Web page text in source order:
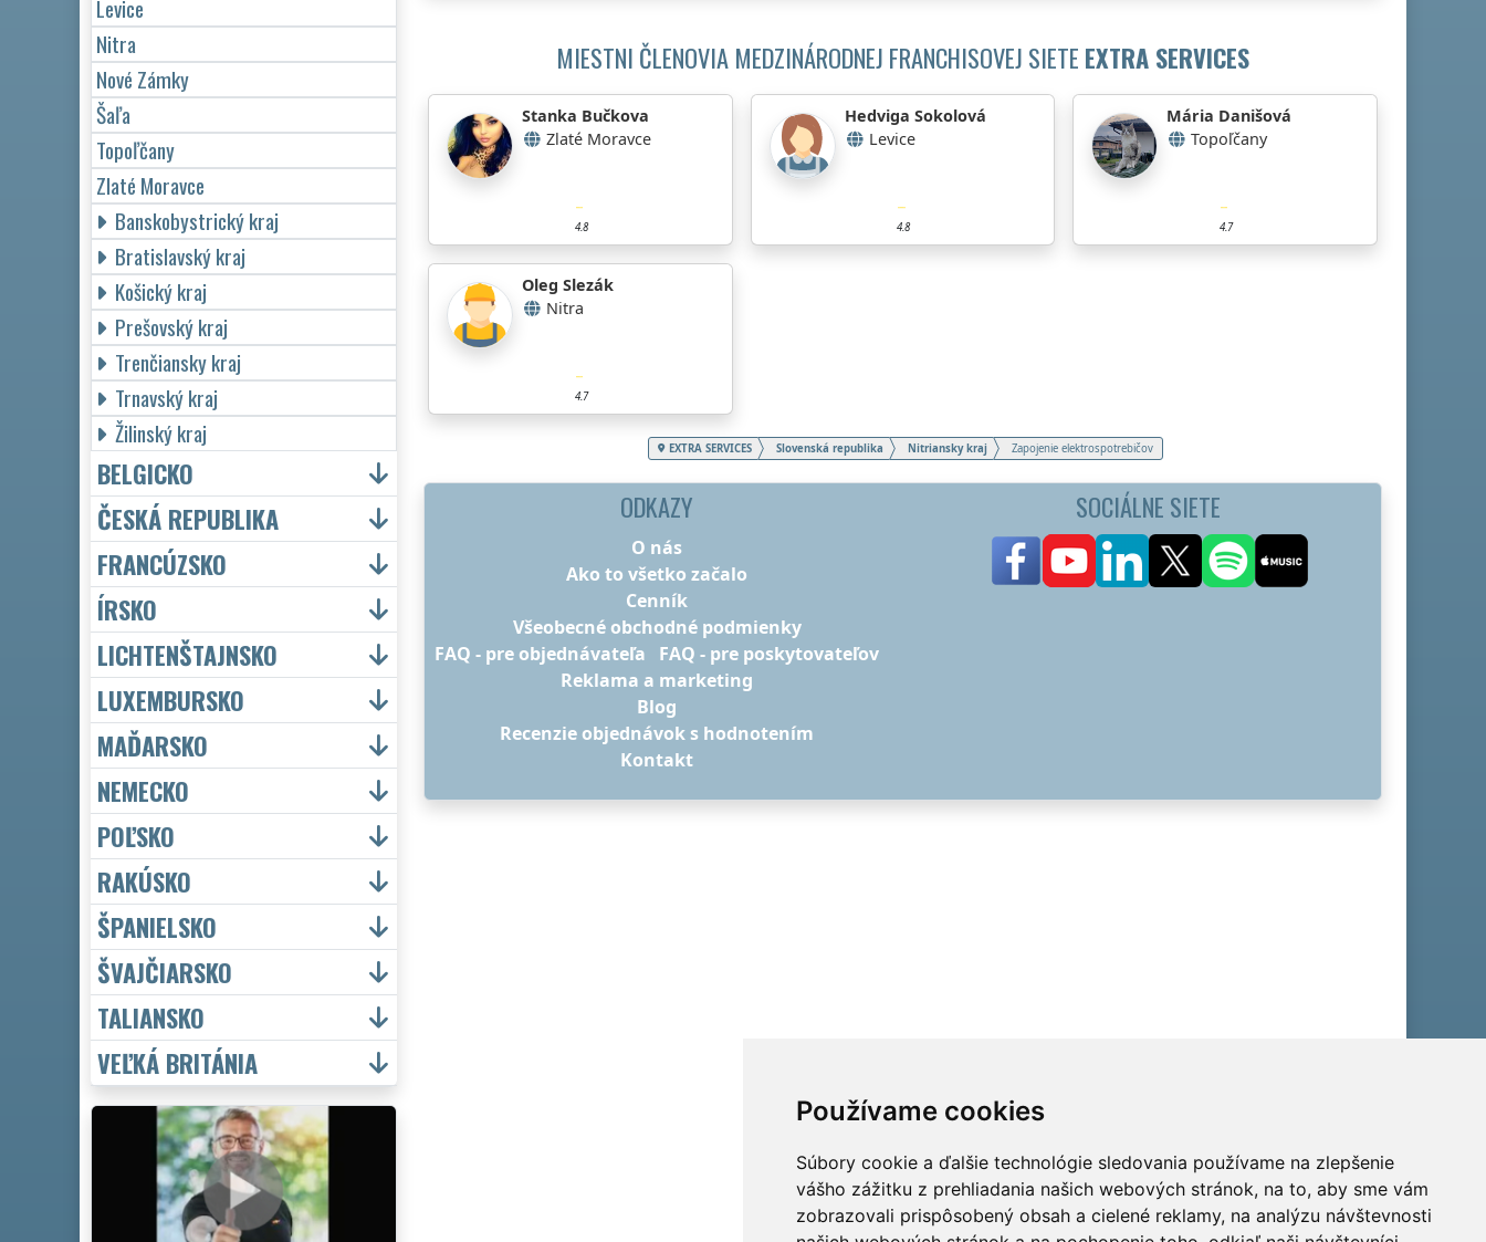
Používame cookies
Súbory cookie a ďalšie technológie sledovania používame na zlepšenie
vášho zážitku z prehliadania našich webových stránok, na to, aby sme vám
zobrazovali prispôsobený obsah a cielené reklamy, na analýzu návštevnosti
MIESTNI ČLENOVIA MEDZINÁRODNEJ FRANCHISOVEJ SIETE EXTRA SERVICES
Stanka Bučkova
Zlaté Moravce
4.8
Hedviga Sokolová
Levice
4.8
Mária Danišová
Topoľčany
4.7
Oleg Slezák
Nitra
4.7
EXTRA SERVICES Slovenská republika Nitriansky kraj Zapojenie elektrospotrebičov
ODKAZY
O nás
Ako to všetko začalo
Cenník
Všeobecné obchodné podmienky
FAQ - pre objednávateľa
FAQ - pre poskytovateľov
Reklama a marketing
Blog
Recenzie objednávok s hodnotením
Kontakt
SOCIÁLNE SIETE
Levice
Nitra
Nové Zámky
Šaľa
Topoľčany
Zlaté Moravce
Banskobystrický kraj
Bratislavský kraj
Košický kraj
Prešovský kraj
Trenčiansky kraj
Trnavský kraj
Žilinský kraj
BELGICKO
ČESKÁ REPUBLIKA
FRANCÚZSKO
ÍRSKO
LICHTENŠTAJNSKO
LUXEMBURSKO
MAĎARSKO
NEMECKO
POĽSKO
RAKÚSKO
ŠPANIELSKO
ŠVAJČIARSKO
TALIANSKO
VEĽKÁ BRITÁNIA